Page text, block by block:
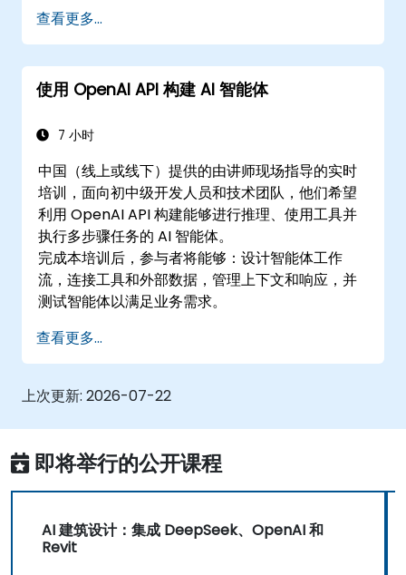
查看更多...
使用 OpenAI API 构建 AI 智能体
7 小时
中国（线上或线下）提供的由讲师现场指导的实时
培训，面向初中级开发人员和技术团队，他们希望
利用 OpenAI API 构建能够进行推理、使用工具并
执行多步骤任务的 AI 智能体。
完成本培训后，参与者将能够：设计智能体工作
流，连接工具和外部数据，管理上下文和响应，并
测试智能体以满足业务需求。
查看更多...
上次更新: 2026-07-22
即将举行的公开课程
AI 建筑设计：集成 DeepSeek、OpenAI 和
Revit